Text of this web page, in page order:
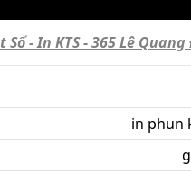
Số - In KTS - 365 Lê
in phun